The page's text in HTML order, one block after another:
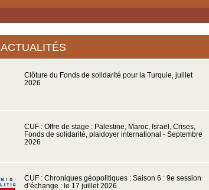
ACTUALITÉS
Clôture du Fonds de solidarité pour la Turquie, juillet
2026
CUF : Offre de stage : Palestine, Maroc, Israël, Crises,
Fonds de solidarité, plaidoyer international - Septembre
2026
CUF : Chroniques géopolitiques : Saison 6 : 9e session
d’échange : le 17 juillet 2026